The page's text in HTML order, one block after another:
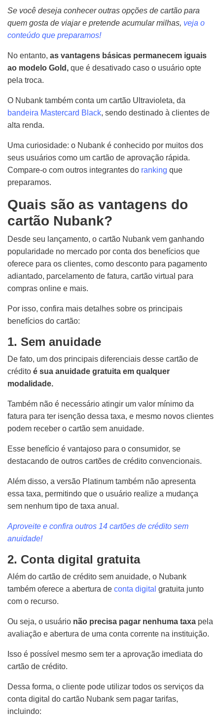
Se você deseja conhecer outras opções de cartão para
quem gosta de viajar e pretende acumular milhas, veja o
conteúdo que preparamos!
No entanto, as vantagens básicas permanecem iguais
ao modelo Gold, que é desativado caso o usuário opte
pela troca.
O Nubank também conta um cartão Ultravioleta, da
bandeira Mastercard Black, sendo destinado à clientes de
alta renda.
Uma curiosidade: o Nubank é conhecido por muitos dos
seus usuários como um cartão de aprovação rápida.
Compare-o com outros integrantes do ranking que
preparamos.
Quais são as vantagens do
cartão Nubank?
Desde seu lançamento, o cartão Nubank vem ganhando
popularidade no mercado por conta dos benefícios que
oferece para os clientes, como desconto para pagamento
adiantado, parcelamento de fatura, cartão virtual para
compras online e mais.
Por isso, confira mais detalhes sobre os principais
benefícios do cartão:
1. Sem anuidade
De fato, um dos principais diferenciais desse cartão de
crédito é sua anuidade gratuita em qualquer
modalidade.
Também não é necessário atingir um valor mínimo da
fatura para ter isenção dessa taxa, e mesmo novos clientes
podem receber o cartão sem anuidade.
Esse benefício é vantajoso para o consumidor, se
destacando de outros cartões de crédito convencionais.
Além disso, a versão Platinum também não apresenta
essa taxa, permitindo que o usuário realize a mudança
sem nenhum tipo de taxa anual.
Aproveite e confira outros 14 cartões de crédito sem
anuidade!
2. Conta digital gratuita
Além do cartão de crédito sem anuidade, o Nubank
também oferece a abertura de conta digital gratuita junto
com o recurso.
Ou seja, o usuário não precisa pagar nenhuma taxa pela
avaliação e abertura de uma conta corrente na instituição.
Isso é possível mesmo sem ter a aprovação imediata do
cartão de crédito.
Dessa forma, o cliente pode utilizar todos os serviços da
conta digital do cartão Nubank sem pagar tarifas,
incluindo: